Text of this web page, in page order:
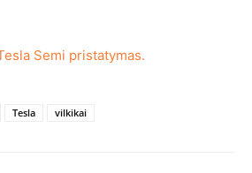
Semi pristatymas.
Tesla vilkikai